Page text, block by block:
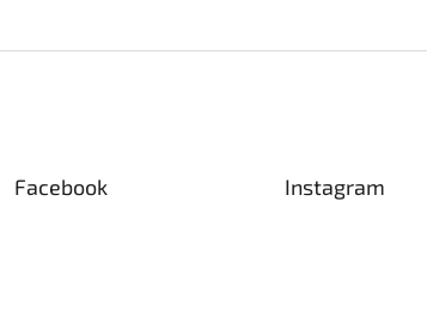
Facebook Instagram